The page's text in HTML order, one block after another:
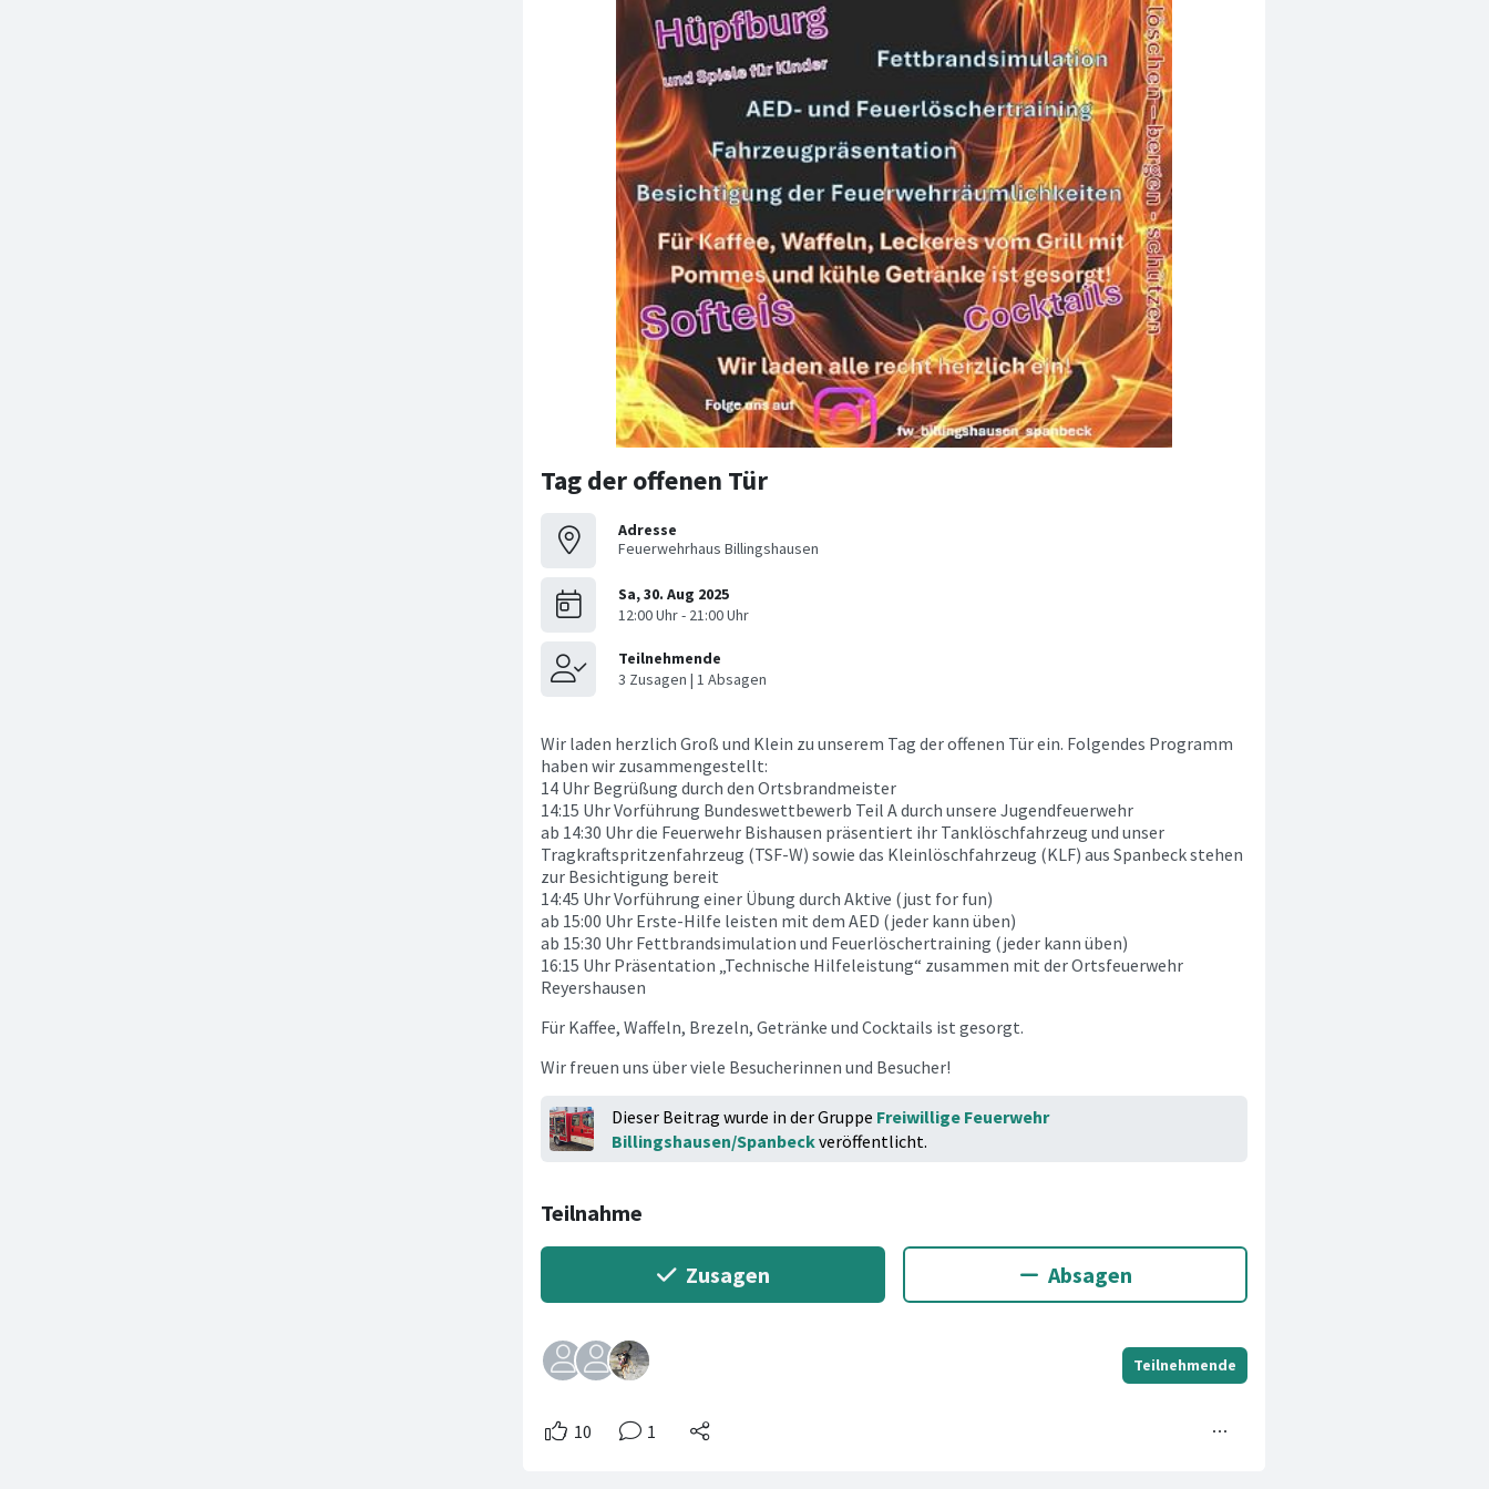
Tag der offenen Tür
Adresse
Feuerwehrhaus Billingshausen
Wir laden herzlich Groß und Klein zu unserem Tag der offenen Tür ein. Folgendes Programm
haben wir zusammengestellt:
14 Uhr Begrüßung durch den Ortsbrandmeister
14:15 Uhr Vorführung Bundeswettbewerb Teil A durch unsere Jugendfeuerwehr
ab 14:30 Uhr die Feuerwehr Bishausen präsentiert ihr Tanklöschfahrzeug und unser
Tragkraftspritzenfahrzeug (TSF-W) sowie das Kleinlöschfahrzeug (KLF) aus Spanbeck stehen
zur Besichtigung bereit
14:45 Uhr Vorführung einer Übung durch Aktive (just for fun)
ab 15:00 Uhr Erste-Hilfe leisten mit dem AED (jeder kann üben)
ab 15:30 Uhr Fettbrandsimulation und Feuerlöschertraining (jeder kann üben)
16:15 Uhr Präsentation „Technische Hilfeleistung“ zusammen mit der Ortsfeuerwehr
Reyershausen
Für Kaffee, Waffeln, Brezeln, Getränke und Cocktails ist gesorgt.
Wir freuen uns über viele Besucherinnen und Besucher!
Dieser Beitrag wurde in der Gruppe Freiwillige Feuerwehr
Billingshausen/Spanbeckveröffentlicht.